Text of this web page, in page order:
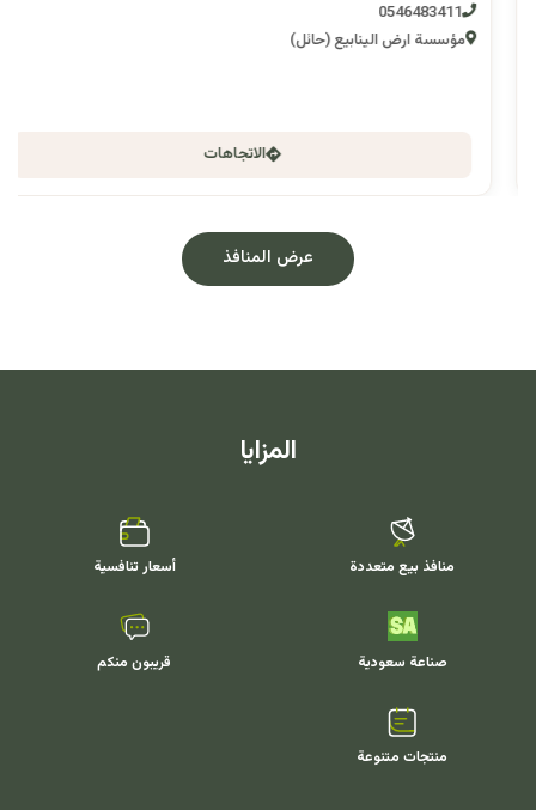
0546483411
مؤسسة ارض الينابيع (حائل)
الاتجاهات
عرض المنافذ
المزايا
منافذ بيع متعددة أسعار تنافسية
صناعة سعودية قريبون منكم
منتجات متنوعة